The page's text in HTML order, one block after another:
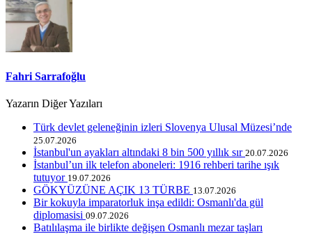
Fahri Sarrafoğlu
Yazarın Diğer Yazıları
Türk devlet geleneğinin izleri Slovenya Ulusal Müzesi’nde
25.07.2026
İstanbul'un ayakları altındaki 8 bin 500 yıllık sır 20.07.2026
İstanbul’un ilk telefon aboneleri: 1916 rehberi tarihe ışık
tutuyor 19.07.2026
GÖKYÜZÜNE AÇIK 13 TÜRBE 13.07.2026
Bir kokuyla imparatorluk inşa edildi: Osmanlı'da gül
diplomasisi 09.07.2026
Batılılaşma ile birlikte değişen Osmanlı mezar taşları